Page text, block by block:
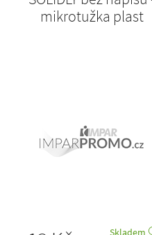
VYBRAT
16 Kč s DPH